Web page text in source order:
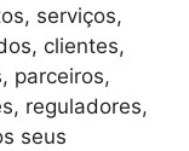
serviços,
clientes,
parceiros,
reguladores,
seus